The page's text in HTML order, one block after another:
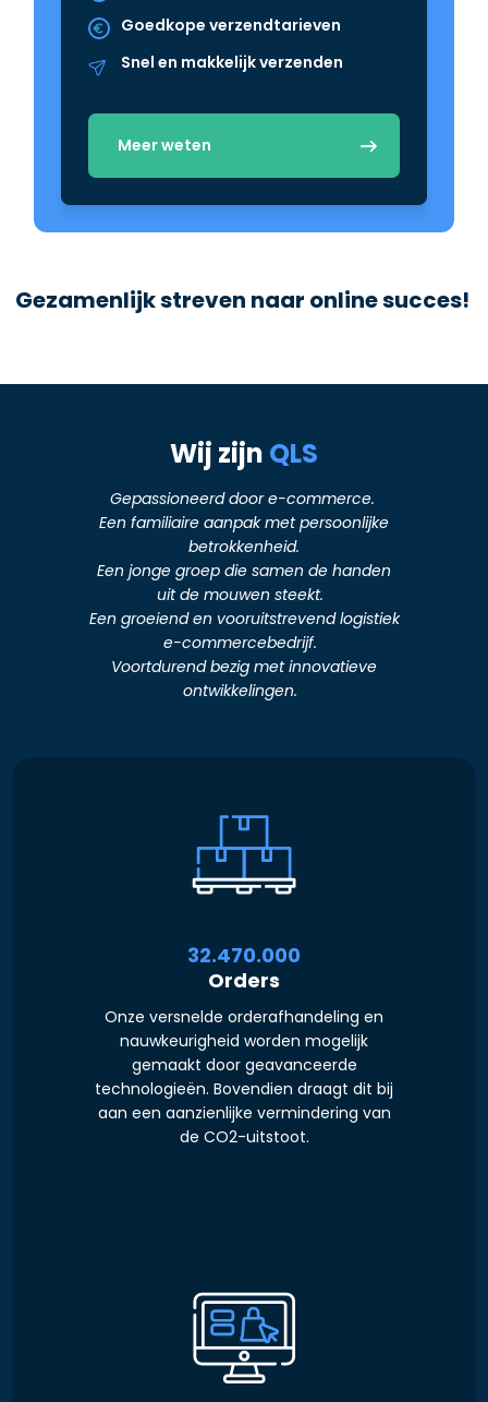
Goedkope verzendtarieven
Snel en makkelijk verzenden
Meer weten
Gezamenlijk streven naar online succes!
Wij zijn QLS
Gepassioneerd door e-commerce.
Een familiaire aanpak met persoonlijke
betrokkenheid.
Een jonge groep die samen de handen
uit de mouwen steekt.
Een groeiend en vooruitstrevend logistiek
e-commercebedrijf.
Voortdurend bezig met innovatieve
ontwikkelingen.
34.000.000
Orders
Onze versnelde orderafhandeling en
nauwkeurigheid worden mogelijk
gemaakt door geavanceerde
technologieën. Bovendien draagt dit bij
aan een aanzienlijke vermindering van
de CO2-uitstoot.